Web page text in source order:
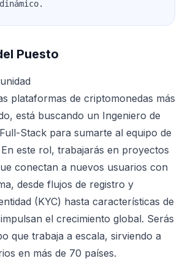
Puesto
plataformas de criptomonedas más
está buscando un Ingeniero de
Stack para sumarte al equipo de
este rol, trabajarás en proyectos
conectan a nuevos usuarios con
desde flujos de registro y
(KYC) hasta características de
el crecimiento global. Serás
que trabaja a escala, sirviendo a
en más de 70 países.